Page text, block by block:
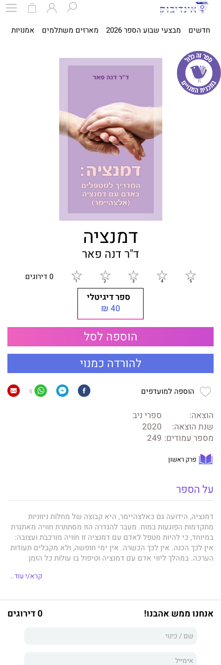
חדשים מבצעי שבוע הספר 2026 מארזים משתלמים אמנויות
דמנציה
ד"ר דנה פאר
0 דירוגים
ספר דיגיטלי
40 ₪
הוספה לסל
להורדה כמנוי
הוספה למועדפים 5
הוצאה:
ספרי ניב
שנת הוצאה:
2020
מספר עמודים: 249
פרק ראשון
על הספר
דמנציה, הידועה גם כאלצהיימר, היא קבוצה של מחלות ניווניות
מתקדמות הפוגעות במוח. מעבר להגדרה הזו מסתתרת חוויה מאתגרת
במיוחד, כי להיות מטפל לאדם עם דמנציה זו חוויה מורכבת ועצובה:
אין לכך הכנה. אין לכך הכשרה. אין ימי חופשה, ולא מקבלים תעודות
הערכה. במהלך ליווי אדם עם דמנציה וטיפול בו עולות כל הזמן
יום היום?"
* למה היא לובשת שוב ושוב את אותם בגדים מלוכלכים, ואיך אפשר
קרא/י עוד..
אנחנו ממש אהבנו! 0 דירוגים